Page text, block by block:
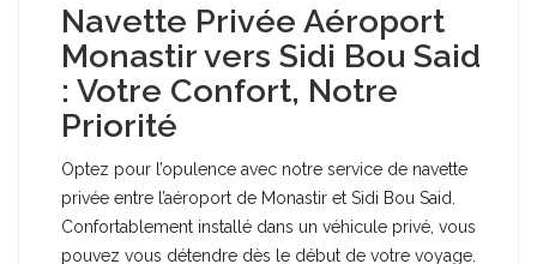
Navette Privée Aéroport
Monastir vers Sidi Bou Said
: Votre Confort, Notre
Priorité
Optez pour l’opulence avec notre service de navette
privée entre l’aéroport de Monastir et Sidi Bou Said.
Confortablement installé dans un véhicule privé, vous
pouvez vous détendre dès le début de votre voyage.